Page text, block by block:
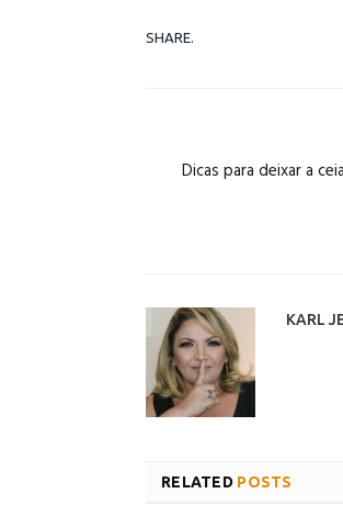
SHARE.
Dicas para deixar a
KARL
RELATED POSTS